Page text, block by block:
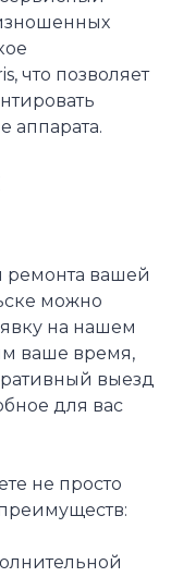
что позволяет
аппарата.
ремонта вашей
можно
на нашем
ваше время,
выезд
для вас
не просто